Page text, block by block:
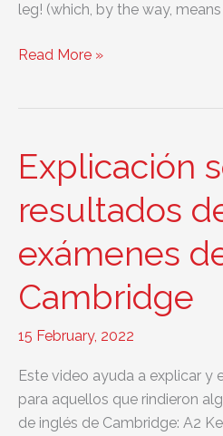
leg! (which, by the way, means
Last
your
Cambridge
English
Read More »
Explicación
resultados
exámenes
Cambridge
15 February, 2022
Este video ayuda a explicar y
para aquellos que rindieron
de inglés de Cambridge: A2